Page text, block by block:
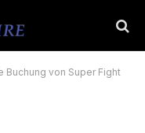
Buchung von Super Fight